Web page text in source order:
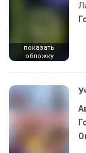
показать
обложку